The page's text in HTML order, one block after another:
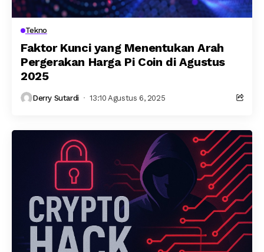
Tekno
Faktor Kunci yang Menentukan Arah
Pergerakan Harga Pi Coin di Agustus
2025
Derry Sutardi 13:10 Agustus 6, 2025